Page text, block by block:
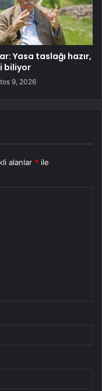
Yasa taslağı hazır,
biliyor
9, 2026
alanlar * ile